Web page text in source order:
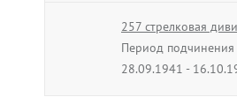
257 стрелковая
Период подчинения
28.09.1941 -